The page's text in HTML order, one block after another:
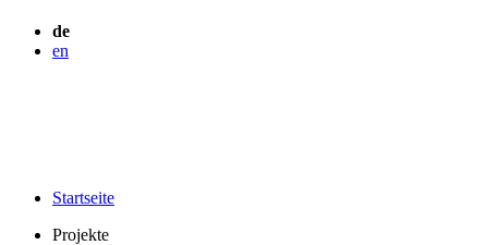
de
en
Startseite
Projekte